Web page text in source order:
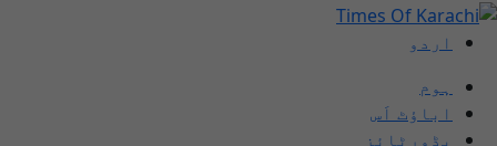
اردو
ہوم
اباؤٹ اَس
یڈورٹائز